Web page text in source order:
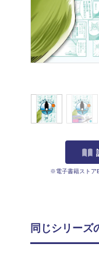
※電子書籍ストア
同じシリーズ